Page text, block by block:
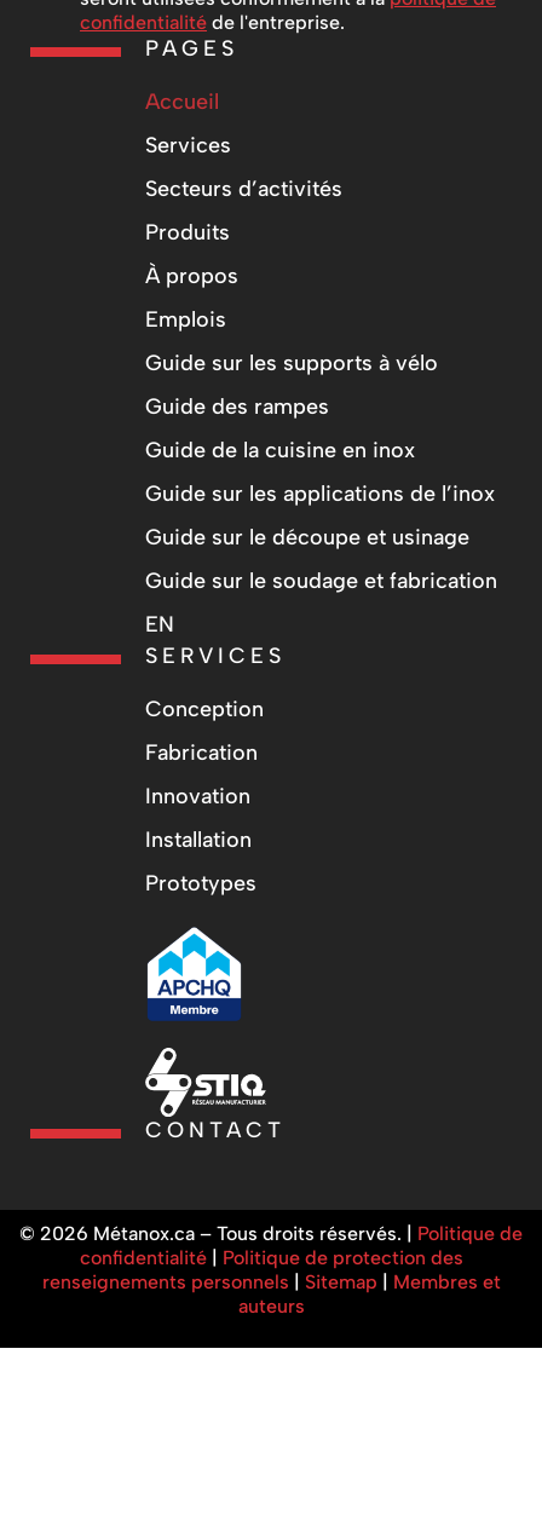
confidentialité de l'entreprise.
PAGES
Accueil
Services
Secteurs d’activités
Produits
À propos
Emplois
Guide sur les supports à vélo
Guide des rampes
Guide de la cuisine en inox
Guide sur les applications de l’inox
Guide sur le découpe et usinage
Guide sur le soudage et fabrication
EN
SERVICES
Conception
Fabrication
Innovation
Installation
Prototypes
CONTACT
© 2026 Métanox.ca – Tous droits réservés. | Politique de
confidentialité| Politique de protection des
renseignements personnels | Sitemap | Membres et
auteurs